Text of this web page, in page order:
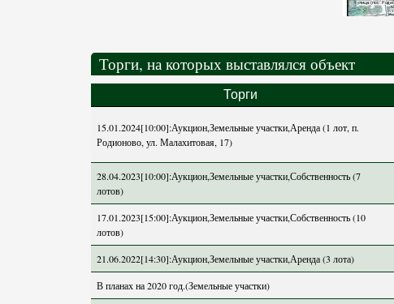
Торги, на которых выставлялся объект
Торги
15.01.2024[10:00]:Аукцион,Земельные участки,Аренда (1 лот, п.
Родионово, ул. Малахитовая, 17)
28.04.2023[10:00]:Аукцион,Земельные участки,Собственность (7
лотов)
17.01.2023[15:00]:Аукцион,Земельные участки,Собственность (10
лотов)
21.06.2022[14:30]:Аукцион,Земельные участки,Аренда (3 лота)
В планах на 2020 год.(Земельные участки)